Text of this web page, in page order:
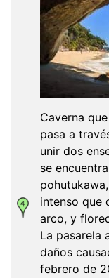
Caverna
pasa a
unir dos
se
intenso que
arco, y
La pasarela
daños
febrero de